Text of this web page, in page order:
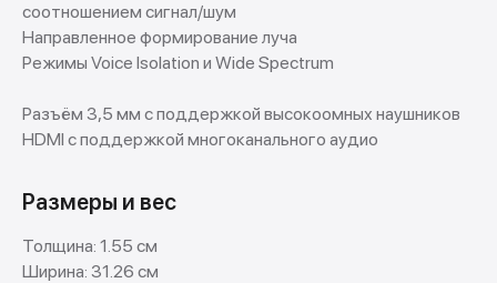
соотношением сигнал/шум
Направленное формирование луча
Режимы Voice Isolation и Wide Spectrum
Разъём 3,5 мм с поддержкой высокоомных наушников
HDMI с поддержкой многоканального аудио
Размеры и вес
Толщина: 1.55 см
Ширина: 31.26 см